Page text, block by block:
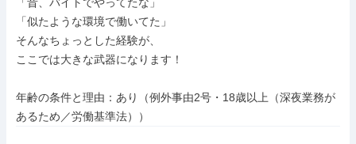
「似たような環境で働いてた」
そんなちょっとした経験が、
ここでは大きな武器になります！
年齢の条件と理由：あり（例外事由2号・18歳以上（深夜業務が
あるため／労働基準法））